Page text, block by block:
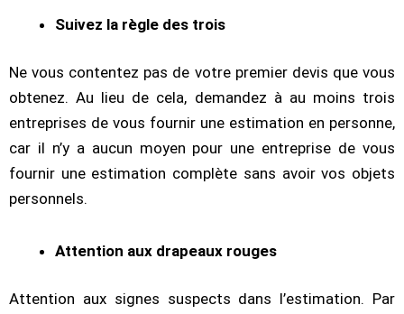
Suivez la règle des trois
Ne vous contentez pas de votre premier devis que vous
obtenez. Au lieu de cela, demandez à au moins trois
entreprises de vous fournir une estimation en personne,
car il n’y a aucun moyen pour une entreprise de vous
fournir une estimation complète sans avoir vos objets
personnels.
Attention aux drapeaux rouges
Attention aux signes suspects dans l’estimation. Par